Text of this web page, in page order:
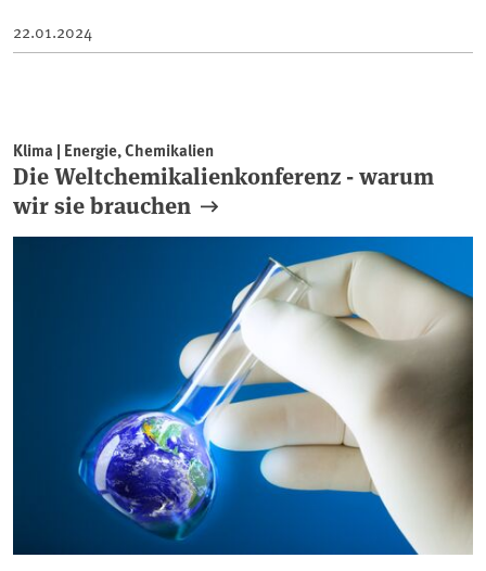
22.01.2024
Klima | Energie, Chemikalien
Die Weltchemikalienkonferenz - warum
wir sie brauchen